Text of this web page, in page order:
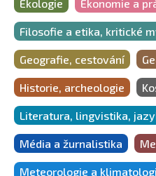
Ekologie Ekonomie a
Filosofie a etika, kritické
Geografie, cestování
Historie, archeologie
Literatura, lingvistika,
Média a žurnalistika
Meteorologie a